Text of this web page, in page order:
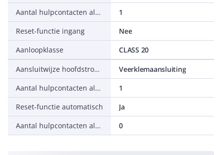
Aantal hulpcontacten als verbreekcontact
1
Reset-functie ingang
Nee
Aanloopklasse
CLASS 20
Aansluitwijze hoofdstroomcircuit
Veerklemaansluiting
Aantal hulpcontacten als maakcontact
1
Reset-functie automatisch
Ja
Aantal hulpcontacten als wisselcontact
0